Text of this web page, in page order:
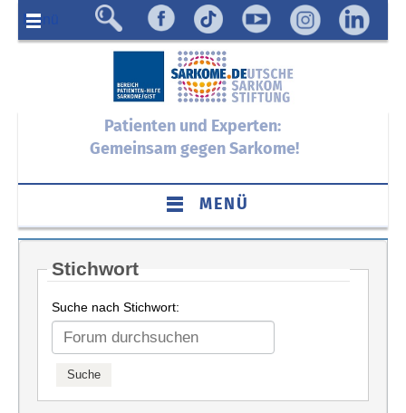
Menü
Patienten und Experten:
Gemeinsam gegen Sarkome!
MENÜ
Stichwort
Suche nach Stichwort: